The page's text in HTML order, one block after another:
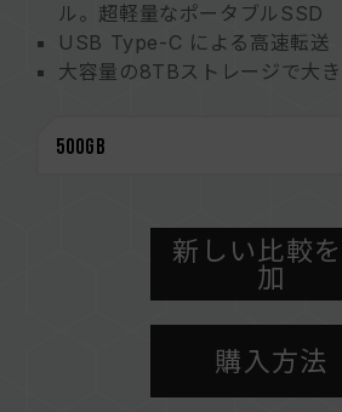
ル。超軽量なポータブルSSD
USB Type-C による高速転送
大容量の8TBストレージで大
ン
マルチプラットフォームのデ
新しい比較
加
購入方法